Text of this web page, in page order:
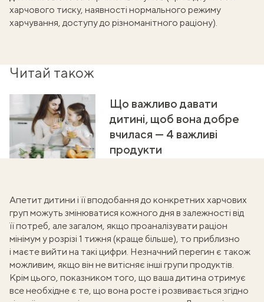
харчового тиску, наявності нормального режиму
харчування, доступу до різноманітного раціону).
Читай також
Що важливо давати
дитині, щоб вона добре
вчилася — 4 важливі
продукти
Апетит дитини і її вподобання до конкретних харчових
груп можуть змінюватися кожного дня в залежності від
її потреб, але загалом, якщо проаналізувати раціон
мінімум у розрізі 1 тижня (краще більше), то приблизно
і маєте вийти на такі цифри. Незначний перегин є також
можливим, якщо він не витісняє інші групи продуктів.
Крім цього, показником того, що ваша дитина отримує
все необхідне є те, що вона росте і розвивається згідно